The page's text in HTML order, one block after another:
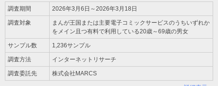
調査期間 2026年3月6日～2026年3月18日
調査対象
まんが王国または主要電子コミックサービスのうちいずれか
をメイン且つ有料で利用している20歳～69歳の男女
サンプル数 1,236サンプル
調査方法 インターネットリサーチ
調査委託先 株式会社MARCS